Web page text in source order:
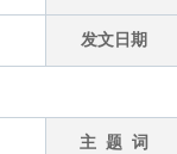
发文日期
主 题 词